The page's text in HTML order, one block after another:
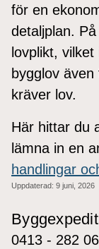
för en
detaljplan.
lovplikt,
bygglov
kräver lov.
Här hittar du
lämna in en
handlingar
Uppdaterad: 9 juni, 2026
0413 - 282 06